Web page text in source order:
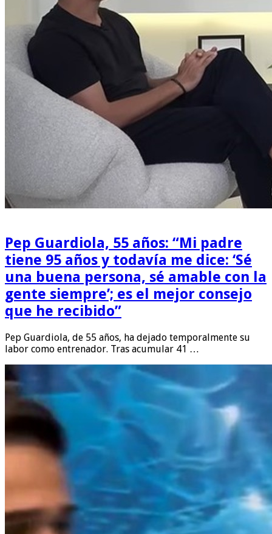
Pep Guardiola, 55 años: “Mi padre
tiene 95 años y todavía me dice: ‘Sé
una buena persona, sé amable con la
gente siempre’; es el mejor consejo
que he recibido”
Pep Guardiola, de 55 años, ha dejado temporalmente su
labor como entrenador. Tras acumular 41 …